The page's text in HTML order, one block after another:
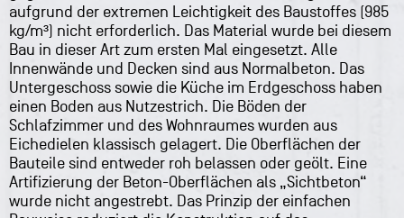
aufgrund der extremen Leichtigkeit des Baustoffes (985
kg/m³) nicht erforderlich. Das Material wurde bei diesem
Bau in dieser Art zum ersten Mal eingesetzt. Alle
Innenwände und Decken sind aus Normalbeton. Das
Untergeschoss sowie die Küche im Erdgeschoss haben
einen Boden aus Nutzestrich. Die Böden der
Schlafzimmer und des Wohnraumes wurden aus
Eichedielen klassisch gelagert. Die Oberflächen der
Bauteile sind entweder roh belassen oder geölt. Eine
Artifizierung der Beton-Oberflächen als „Sichtbeton“
wurde nicht angestrebt. Das Prinzip der einfachen